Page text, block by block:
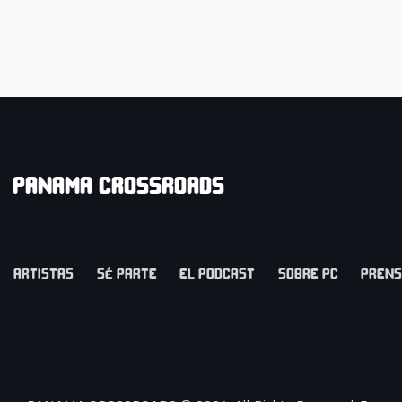
PANAMA CROSSROADS
ARTISTAS SÉ PARTE EL PODCAST SOBRE PC